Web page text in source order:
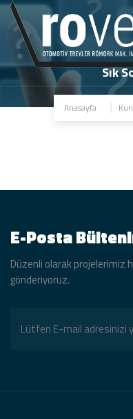
Sık
Anasayfa
E-Posta
Düzenli olarak projelerimiz
gönderiyoruz.